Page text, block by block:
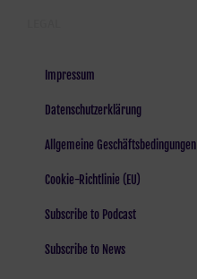
Impressum
Datenschutzerklärung
Allgemeine Geschäftsbedingungen
Cookie-Richtlinie (EU)
Subscribe to Podcast
Subscribe to News